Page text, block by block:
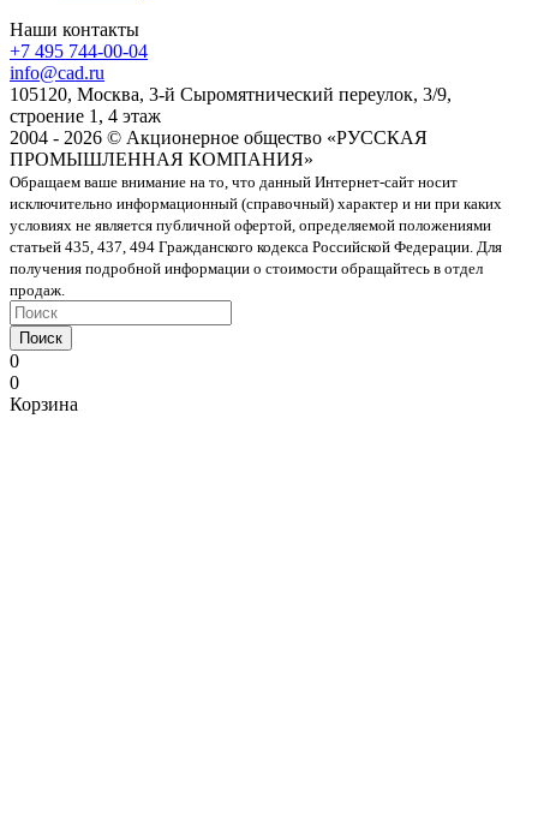
Наши контакты
+7 495 744-00-04
info@cad.ru
105120, Москва, 3-й Сыромятнический переулок, 3/9,
строение 1, 4 этаж
2004 - 2026 © Акционерное общество «РУССКАЯ
ПРОМЫШЛЕННАЯ КОМПАНИЯ»
Обращаем ваше внимание на то, что данный Интернет-сайт носит
исключительно информационный (справочный) характер и ни при каких
условиях не является публичной офертой, определяемой положениями
статьей 435, 437, 494 Гражданского кодекса Российской Федерации. Для
получения подробной информации о стоимости обращайтесь в отдел
продаж.
Поиск
0
0
Корзина